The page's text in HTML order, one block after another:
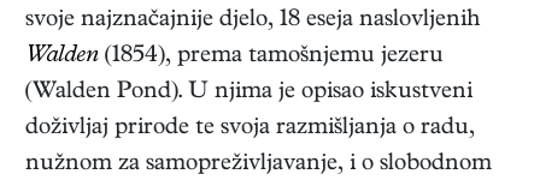
svoje najznačajnije djelo, 18 eseja naslovljenih
Walden (1854), prema tamošnjemu jezeru
(Walden Pond). U njima je opisao iskustveni
doživljaj prirode te svoja razmišljanja o radu,
nužnom za samopreživljavanje, i o slobodnom